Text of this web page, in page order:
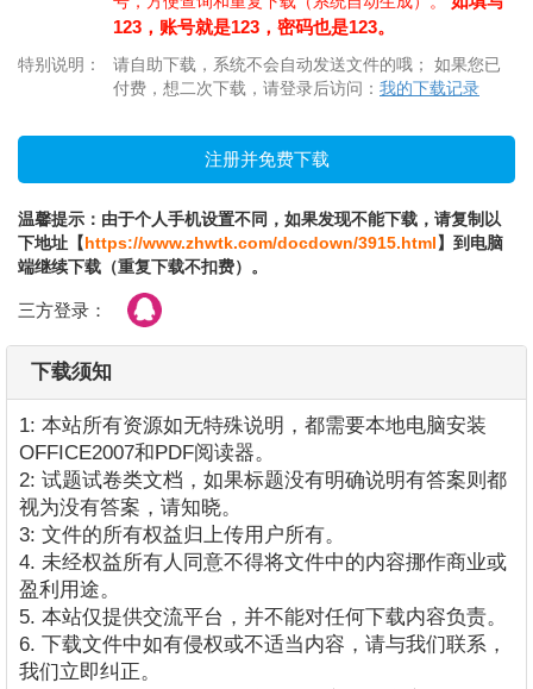
123，账号就是123，密码也是123。
特别说明：
请自助下载，系统不会自动发送文件的哦； 如果您已
付费，想二次下载，请登录后访问： 我的下载记录
温馨提示：由于个人手机设置不同，如果发现不能下载，请复制以
下地址【https://www.zhwtk.com/docdown/3915.html】到电脑
端继续下载（重复下载不扣费）。
三方登录：
下载须知
1: 本站所有资源如无特殊说明，都需要本地电脑安装
OFFICE2007和PDF阅读器。
2: 试题试卷类文档，如果标题没有明确说明有答案则都
视为没有答案，请知晓。
3: 文件的所有权益归上传用户所有。
4. 未经权益所有人同意不得将文件中的内容挪作商业或
盈利用途。
5. 本站仅提供交流平台，并不能对任何下载内容负责。
6. 下载文件中如有侵权或不适当内容，请与我们联系，
我们立即纠正。